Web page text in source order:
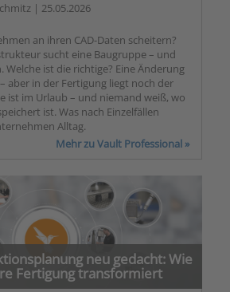
| 25.05.2026
an ihren CAD-Daten scheitern?
sucht eine Baugruppe – und
ist die richtige? Eine Änderung
aber in der Fertigung liegt noch der
ist im Urlaub – und niemand weiß, wo
ist. Was nach Einzelfällen
Alltag.
Mehr zu Vault Professional »
neu gedacht: Wie
Fertigung transformiert